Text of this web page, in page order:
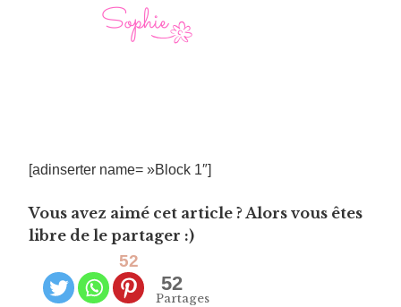
[adinserter name= »Block 1″]
Vous avez aimé cet article ? Alors vous êtes
libre de le partager :)
52
52
Partages